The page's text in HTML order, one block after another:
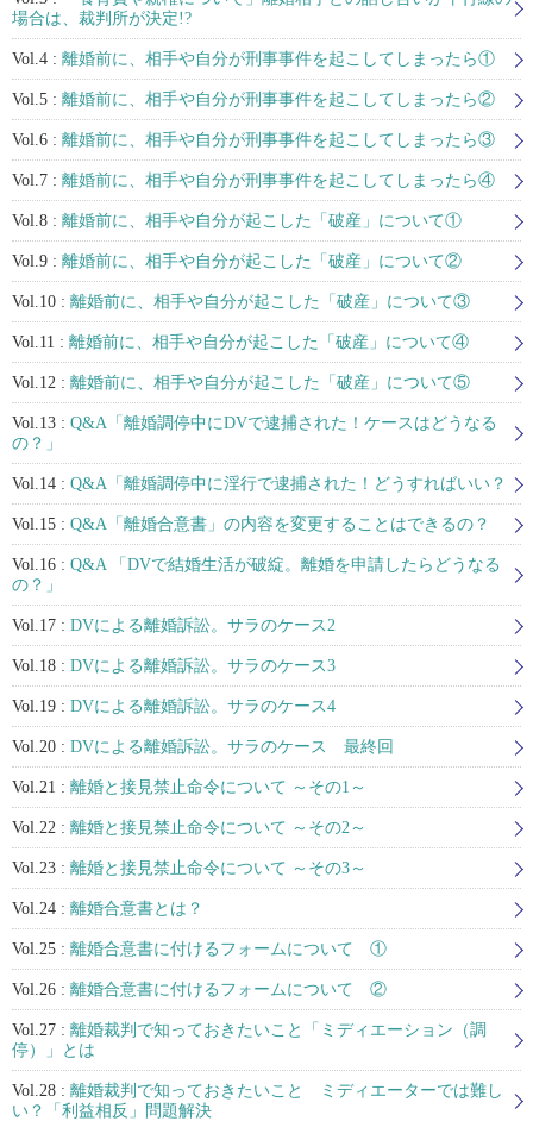
場合は、裁判所が決定!?
Vol.4 : 離婚前に、相手や自分が刑事事件を起こしてしまったら①
Vol.5 : 離婚前に、相手や自分が刑事事件を起こしてしまったら②
Vol.6 : 離婚前に、相手や自分が刑事事件を起こしてしまったら③
Vol.7 : 離婚前に、相手や自分が刑事事件を起こしてしまったら④
Vol.8 : 離婚前に、相手や自分が起こした「破産」について①
Vol.9 : 離婚前に、相手や自分が起こした「破産」について②
Vol.10 : 離婚前に、相手や自分が起こした「破産」について③
Vol.11 : 離婚前に、相手や自分が起こした「破産」について④
Vol.12 : 離婚前に、相手や自分が起こした「破産」について⑤
Vol.13 : Q&A「離婚調停中にDVで逮捕された！ケースはどうなる
の？」
Vol.14 : Q&A「離婚調停中に淫行で逮捕された！どうすればいい？
Vol.15 : Q&A「離婚合意書」の内容を変更することはできるの？
Vol.16 : Q&A 「DVで結婚生活が破綻。離婚を申請したらどうなる
の？」
Vol.17 : DVによる離婚訴訟。サラのケース2
Vol.18 : DVによる離婚訴訟。サラのケース3
Vol.19 : DVによる離婚訴訟。サラのケース4
Vol.20 : DVによる離婚訴訟。サラのケース 最終回
Vol.21 : 離婚と接見禁止命令について ～その1～
Vol.22 : 離婚と接見禁止命令について ～その2～
Vol.23 : 離婚と接見禁止命令について ～その3～
Vol.24 : 離婚合意書とは？
Vol.25 : 離婚合意書に付けるフォームについて ①
Vol.26 : 離婚合意書に付けるフォームについて ②
Vol.27 : 離婚裁判で知っておきたいこと「ミディエーション（調
停）」とは
Vol.28 : 離婚裁判で知っておきたいこと ミディエーターでは難し
い？「利益相反」問題解決